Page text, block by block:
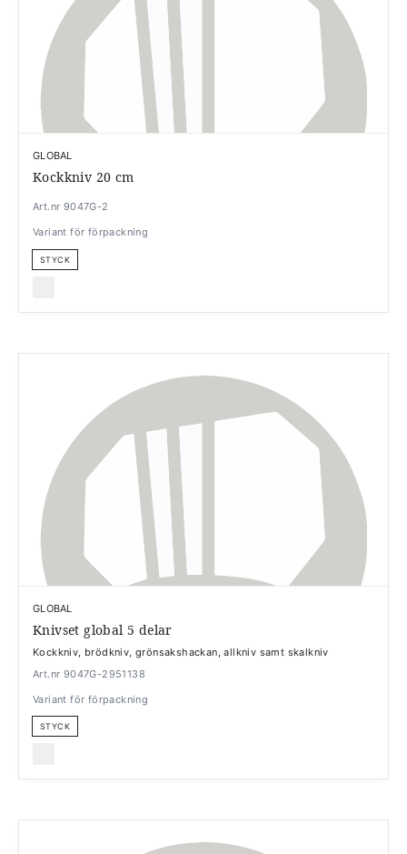
GLOBAL
Kockkniv 20 cm
Art.nr 9047G-2
Variant för förpackning
STYCK
GLOBAL
Knivset global 5 delar
Kockkniv, brödkniv, grönsakshackan, allkniv samt skalkniv
Art.nr 9047G-2951138
Variant för förpackning
STYCK